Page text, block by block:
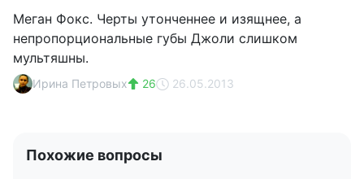
Меган Фокс. Черты утонченнее и изящнее, а
непропорциональные губы Джоли слишком
мультяшны.
Ирина Петровых 26 26.05.2013
Похожие вопросы